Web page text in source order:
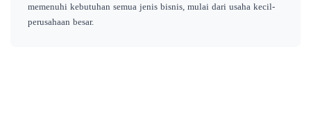
memenuhi kebutuhan semua jenis bisnis, mulai dari usaha kecil-
perusahaan besar.